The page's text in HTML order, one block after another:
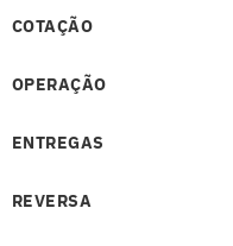
COTAÇÃO
OPERAÇÃO
ENTREGAS
REVERSA